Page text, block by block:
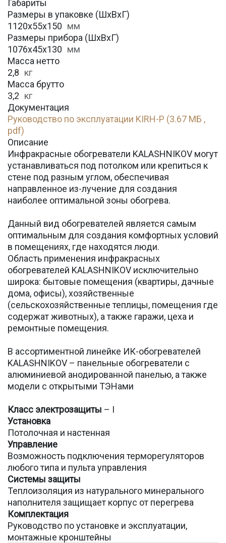
Габариты
Размеры в упаковке (ШхВхГ)
1120x55x150 мм
Размеры прибора (ШхВхГ)
1076x45x130 мм
Масса нетто
2,8 кг
Масса брутто
3,2 кг
Документация
Руководство по эксплуатации KIRH-P (3.67 МБ ,
pdf)
Описание
Инфракрасные обогреватели KALASHNIKOV могут
устанавливаться под потолком или крепиться к
стене под разным углом, обеспечивая
направленное из-лучение для создания
наиболее оптимальной зоны обогрева.
Данный вид обогревателей является самым
оптимальным для создания комфортных условий
в помещениях, где находятся люди.
Область применения инфракрасных
обогревателей KALASHNIKOV исключительно
широка: бытовые помещения (квартиры, дачные
дома, офисы), хозяйственные
(сельскохозяйственные теплицы, помещения где
содержат животных), а также гаражи, цеха и
ремонтные помещения.
В ассортиментной линейке ИК-обогревателей
KALASHNIKOV – панельные обогреватели с
алюминиевой анодированной панелью, а также
модели с открытыми ТЭНами
Класс электрозащиты – I
Установка
Потолочная и настенная
Управление
Возможность подключения терморегуляторов
любого типа и пульта управления
Системы защиты
Теплоизоляция из натурального минерального
наполнителя защищает корпус от перегрева
Комплектация
Руководство по установке и эксплуатации,
монтажные кронштейны